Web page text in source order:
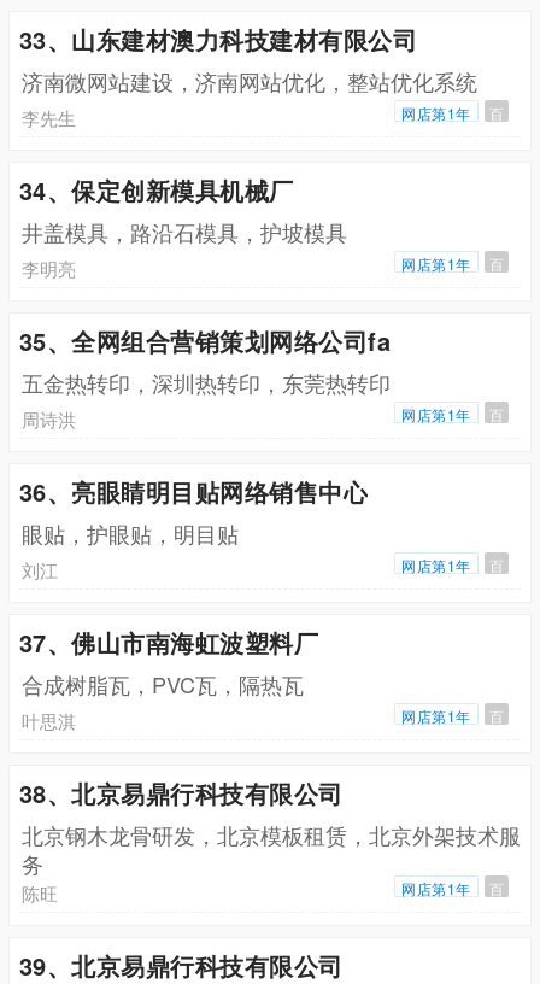
33、山东建材澳力科技建材有限公司
济南微网站建设，济南网站优化，整站优化系统
李先生 网店第1年 百
34、保定创新模具机械厂
井盖模具，路沿石模具，护坡模具
李明亮 网店第1年 百
35、全网组合营销策划网络公司fa
五金热转印，深圳热转印，东莞热转印
周诗洪 网店第1年 百
36、亮眼睛明目贴网络销售中心
眼贴，护眼贴，明目贴
刘江 网店第1年 百
37、佛山市南海虹波塑料厂
合成树脂瓦，PVC瓦，隔热瓦
叶思淇 网店第1年 百
38、北京易鼎行科技有限公司
北京钢木龙骨研发，北京模板租赁，北京外架技术服
务
陈旺 网店第1年 百
39、北京易鼎行科技有限公司